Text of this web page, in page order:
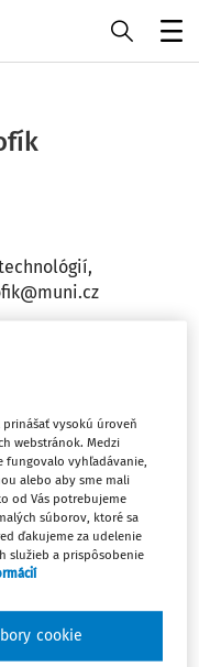
prinášať vysokú úroveň
webstránok. Medzi
fungovalo vyhľadávanie,
alebo aby sme mali
od Vás potrebujeme
súborov, ktoré sa
ďakujeme za udelenie
služieb a prispôsobenie
cookie